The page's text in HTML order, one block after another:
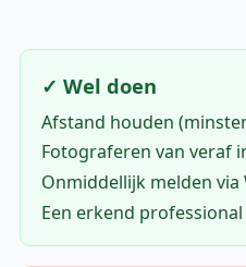
✓ Wel doen
Afstand houden
Fotograferen van veraf
Onmiddellijk melden via
Een erkend